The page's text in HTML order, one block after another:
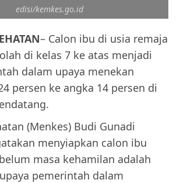
edisi/kemkes.go.id
– Calon ibu di usia remaja
di kelas 7 ke atas menjadi
dalam upaya menekan
persen ke angka 14 persen di
(Menkes) Budi Gunadi
menyiapkan calon ibu
masa kehamilan adalah
pemerintah dalam